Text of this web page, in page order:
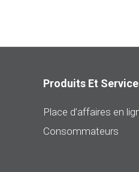
Produits Et
Place d’affaires en
Consommateurs